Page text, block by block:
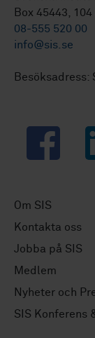
Box 45443,
08-555 520 00
info@sis.se
Besöksadress:
Facebook
Om SIS
Kontakta oss
Jobba på SIS
Medlem
Nyheter och
SIS Konferens